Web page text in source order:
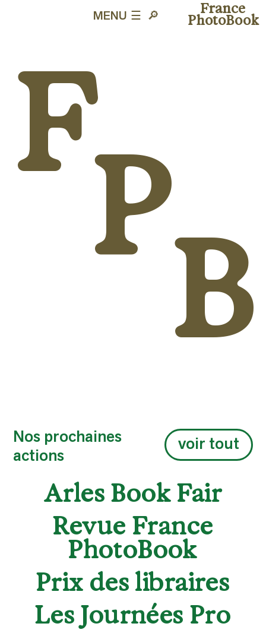
France
PhotoBook
MENU ☰ 🔎︎
Nos prochaines
actions
voir tout
Arles Book Fair
Revue France
PhotoBook
Prix des libraires
Les Journées Pro
F
P
B